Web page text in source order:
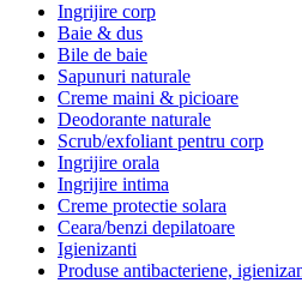
Ingrijire corp
Baie & dus
Bile de baie
Sapunuri naturale
Creme maini & picioare
Deodorante naturale
Scrub/exfoliant pentru corp
Ingrijire orala
Ingrijire intima
Creme protectie solara
Ceara/benzi depilatoare
Igienizanti
Produse antibacteriene,